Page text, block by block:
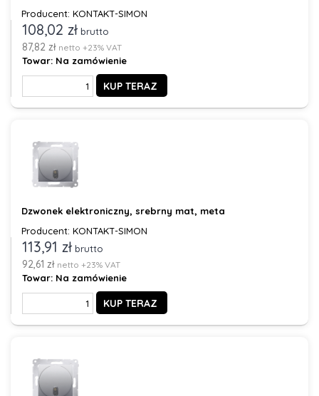
Producent: KONTAKT-SIMON
108,02 zł brutto
87,82 zł netto +23% VAT
Towar: Na zamówienie
KUP TERAZ
Dzwonek elektroniczny, srebrny mat, meta
Producent: KONTAKT-SIMON
113,91 zł brutto
92,61 zł netto +23% VAT
Towar: Na zamówienie
KUP TERAZ